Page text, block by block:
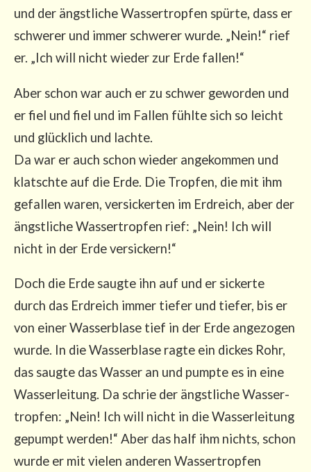
und der ängst­li­che Was­ser­trop­fen spür­te, dass er
schwe­rer und immer schwe­rer wur­de. „Nein!“ rief
er. „Ich will nicht wie­der zur Erde fallen!“
Aber schon war auch er zu schwer gewor­den und
er fiel und fiel und im Fal­len fühl­te sich so leicht
und glück­lich und lach­te.
Da war er auch schon wie­der ange­kom­men und
klatsch­te auf die Erde. Die Trop­fen, die mit ihm
gefal­len waren, ver­si­cker­ten im Erd­reich, aber der
ängst­li­che Was­ser­trop­fen rief: „Nein! Ich will
nicht in der Erde versickern!“
Doch die Erde saug­te ihn auf und er sicker­te
durch das Erd­reich immer tie­fer und tie­fer, bis er
von einer Was­ser­bla­se tief in der Erde ange­zo­gen
wur­de. In die Was­ser­bla­se rag­te ein dickes Rohr,
das saug­te das Was­ser an und pump­te es in eine
Was­ser­lei­tung. Da schrie der ängst­li­che Was­ser­
trop­fen: „Nein! Ich will nicht in die Was­ser­lei­tung
gepumpt wer­den!“ Aber das half ihm nichts, schon
wur­de er mit vie­len ande­ren Was­ser­trop­fen